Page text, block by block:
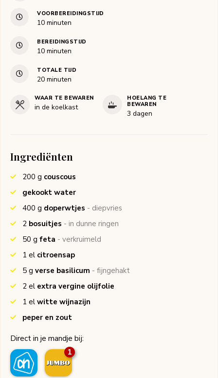
VOORBEREIDINGSTIJD
10minuten
minuten
BEREIDINGSTIJD
10minuten
minuten
TOTALE TIJD
20minuten
minuten
WAAR TE BEWAREN
in de koelkast
HOELANG TE
BEWAREN
3 dagen
Ingrediënten
200 g couscous
gekookt water
400 g doperwtjes - diepvries
2 bosuitjes - in dunne ringen
50 g feta - verkruimeld
1 el citroensap
5 g verse basilicum - fijngehakt
2 el extra vergine olijfolie
1 el witte wijnazijn
peper en zout
Direct in je mandje bij:
1